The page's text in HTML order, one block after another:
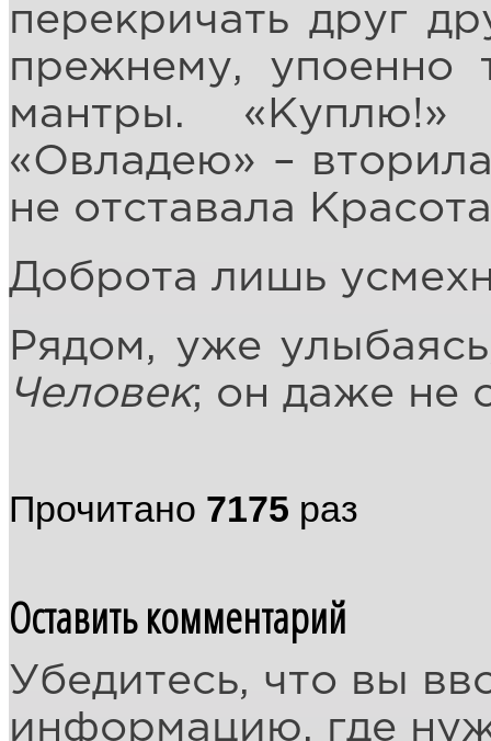
перекричать друг
прежнему, упоенно
мантры. «Куплю!»
«Овладею» –
не отставала
Доброта лишь
Рядом, уже
Человек; он даже не
Прочитано 7175 раз
Оставить комментарий
Убедитесь, что вы
информацию, где